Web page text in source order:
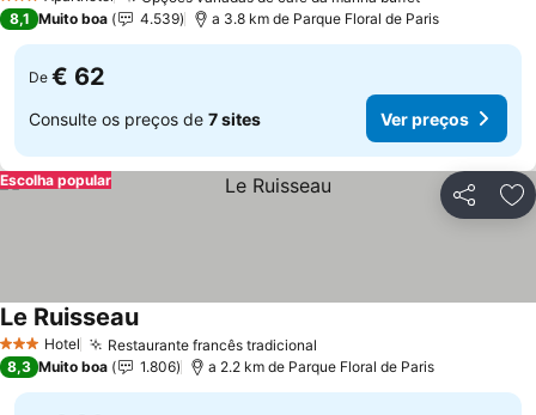
3 Estrelas
8,1 Muito boa 4.539 a 3.8 km de Parque Floral de Paris
De € 62
Consulte os preços de 7 sites Ver preços
Partilhar
Escolha popular
3 EstrelasHotel Restaurante francês tradicional
Le Ruisseau
8,3 Muito boa 1.806 a 2.2 km de Parque Floral de Paris